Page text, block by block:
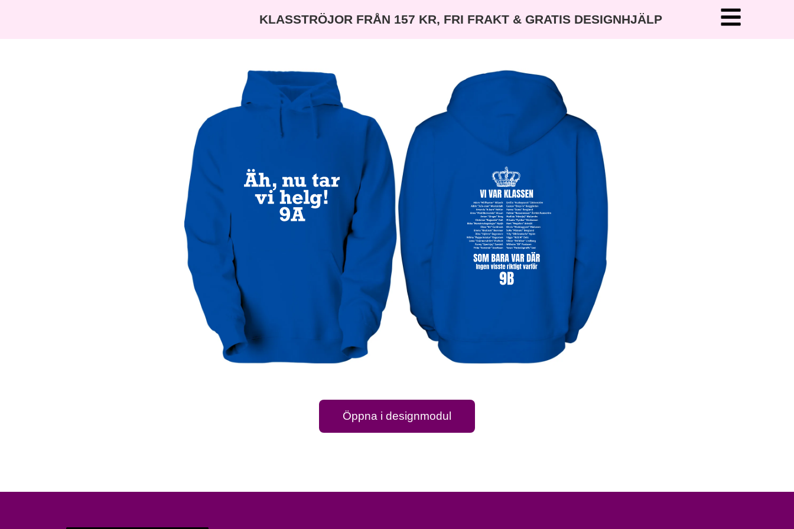
KLASSTRÖJOR FRÅN 157 KR, FRI FRAKT & GRATIS DESIGNHJÄLP
Öppna i designmodul